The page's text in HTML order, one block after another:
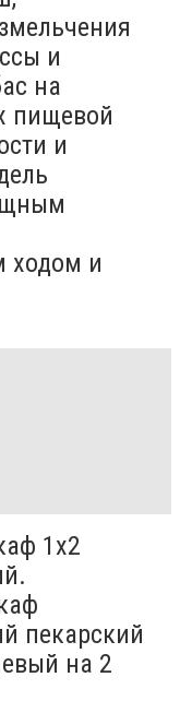
и
на
пищевой
и
ходом и
1х2
пекарский
на 2